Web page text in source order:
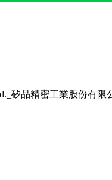
矽品精密工業股份有限